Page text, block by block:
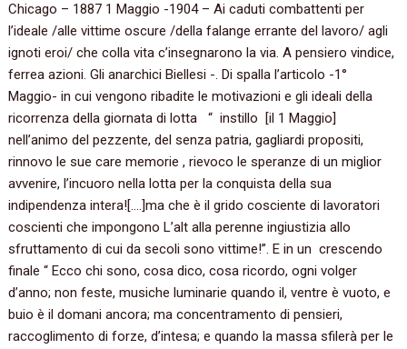
Chicago – 1887 1 Maggio -1904 – Ai caduti combattenti per
l’ideale /alle vittime oscure /della falange errante del lavoro/ agli
ignoti eroi/ che colla vita c’insegnarono la via. A pensiero vindice,
ferrea azioni. Gli anarchici Biellesi -. Di spalla l’articolo -1°
Maggio- in cui vengono ribadite le motivazioni e gli ideali della
ricorrenza della giornata di lotta “ instillo [il 1 Maggio]
nell’animo del pezzente, del senza patria, gagliardi propositi,
rinnovo le sue care memorie , rievoco le speranze di un miglior
avvenire, l’incuoro nella lotta per la conquista della sua
indipendenza intera![….]ma che è il grido cosciente di lavoratori
coscienti che impongono L’alt alla perenne ingiustizia allo
sfruttamento di cui da secoli sono vittime!”. E in un crescendo
finale “ Ecco chi sono, cosa dico, cosa ricordo, ogni volger
d’anno; non feste, musiche luminarie quando il, ventre è vuoto, e
buio è il domani ancora; ma concentramento di pensieri,
raccoglimento di forze, d’intesa; e quando la massa sfilerà per le